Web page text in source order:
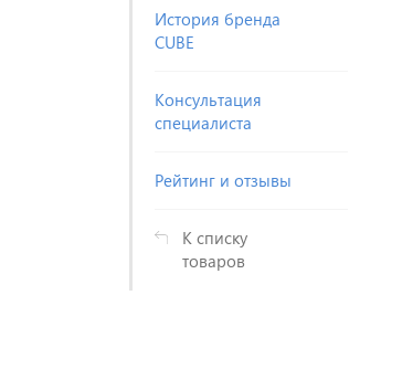
История бренда
CUBE
Консультация
специалиста
Рейтинг и отзывы
К списку
товаров